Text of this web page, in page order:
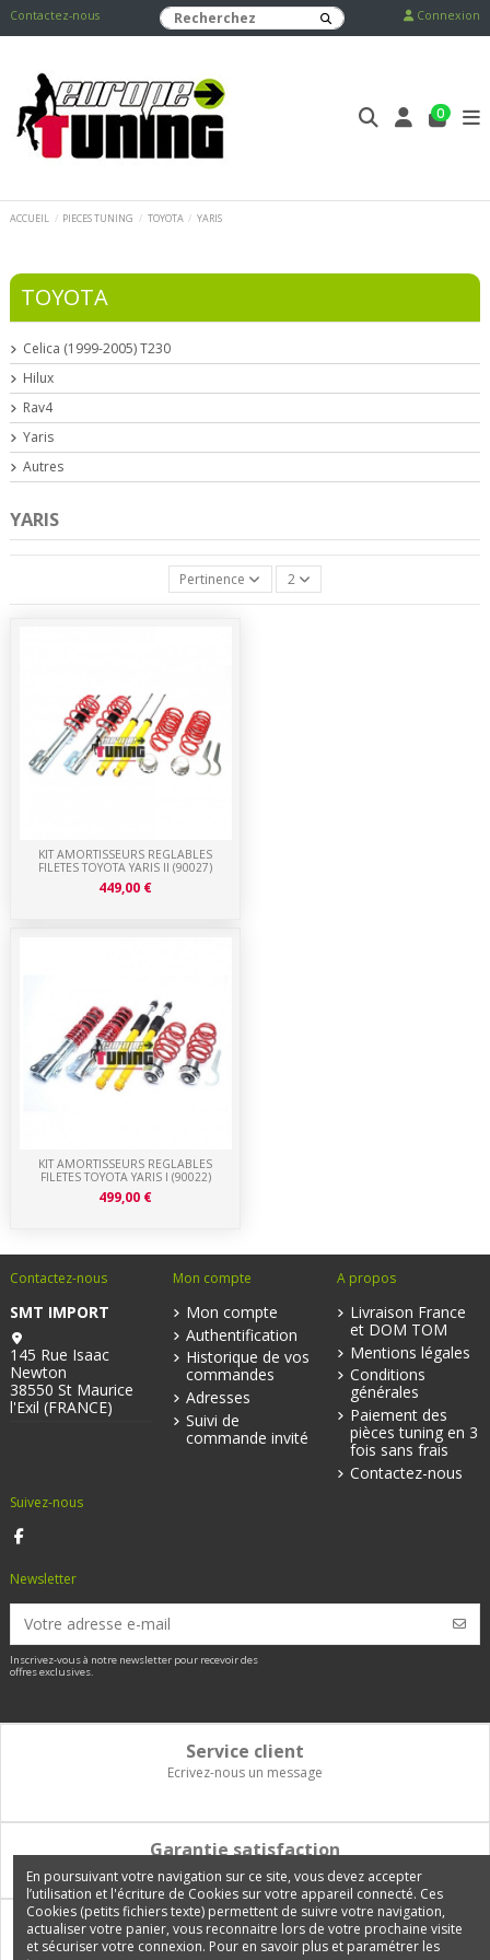
Contactez-nous Connexion
0
ACCUEIL PIECES TUNING TOYOTA YARIS
YARIS
Pertinence 2
KIT AMORTISSEURS REGLABLES
FILETES TOYOTA YARIS I (90022)
499,00 €
KIT AMORTISSEURS REGLABLES
FILETES TOYOTA YARIS II (90027)
449,00 €
TOYOTA
Celica (1999-2005) T230
Hilux
Rav4
Yaris
Autres
Contactez-nous
SMT IMPORT
145 Rue Isaac
Newton
38550 St Maurice
l'Exil (FRANCE)
Mon compte
Mon compte
Authentification
Historique de vos
commandes
Adresses
Suivi de
commande invité
A propos
Livraison France
et DOM TOM
Mentions légales
Conditions
générales
Paiement des
pièces tuning en 3
fois sans frais
Contactez-nous
Suivez-nous
Newsletter
Inscrivez-vous à notre newsletter pour recevoir des
offres exclusives.
Service client
Ecrivez-nous un message
Garantie satisfaction
Vous disposez de 14 jours pour changer d'avis et être remboursé
Paiement 100% sécurisé
Carte bancaire, PayPal, 3 fois sans frais, virement bancaire
En poursuivant votre navigation sur ce site, vous devez accepter
l’utilisation et l'écriture de Cookies sur votre appareil connecté. Ces
Cookies (petits fichiers texte) permettent de suivre votre navigation,
actualiser votre panier, vous reconnaitre lors de votre prochaine visite
et sécuriser votre connexion. Pour en savoir plus et paramétrer les